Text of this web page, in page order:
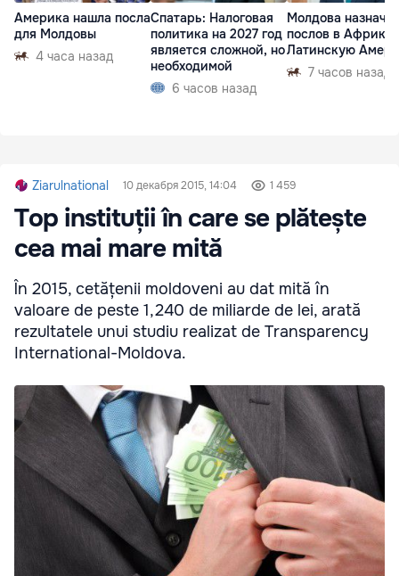
Америка нашла посла
для Молдовы
4 часа назад
Спатарь: Налоговая
политика на 2027 год
является сложной, но
необходимой
6 часов назад
Молдова
послов в Африку
Латинскую
7 часов назад
Ziarulnational 10 декабря 2015, 14:04 1 459
Top instituții în care se plătește
cea mai mare mită
În 2015, cetățenii moldoveni au dat mită în
valoare de peste 1,240 de miliarde de lei, arată
rezultatele unui studiu realizat de Transparency
International-Moldova.